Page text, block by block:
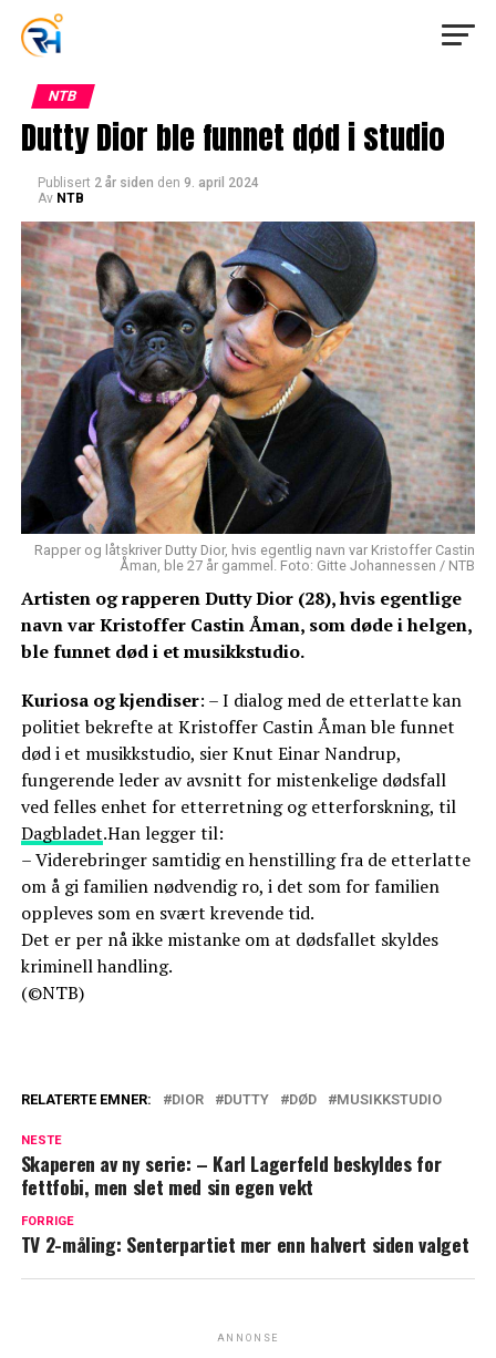
NTB
Dutty Dior ble funnet død i studio
Publisert 2 år siden den 9. april 2024
Av NTB
Rapper og låtskriver Dutty Dior, hvis egentlig navn var Kristoffer Castin
Åman, ble 27 år gammel. Foto: Gitte Johannessen / NTB
Artisten og rapperen Dutty Dior (28), hvis egentlige
navn var Kristoffer Castin Åman, som døde i helgen,
ble funnet død i et musikkstudio.
Kuriosa og kjendiser: – I dialog med de etterlatte kan
politiet bekrefte at Kristoffer Castin Åman ble funnet
død i et musikkstudio, sier Knut Einar Nandrup,
fungerende leder av avsnitt for mistenkelige dødsfall
ved felles enhet for etterretning og etterforskning, til
Dagbladet.Han legger til:
– Viderebringer samtidig en henstilling fra de etterlatte
om å gi familien nødvendig ro, i det som for familien
oppleves som en svært krevende tid.
Det er per nå ikke mistanke om at dødsfallet skyldes
kriminell handling.
(©NTB)
RELATERTE EMNER: DIOR DUTTY DØD MUSIKKSTUDIO
NESTE
Skaperen av ny serie: – Karl Lagerfeld beskyldes for
fettfobi, men slet med sin egen vekt
FORRIGE
TV 2-måling: Senterpartiet mer enn halvert siden valget
ANNONSE